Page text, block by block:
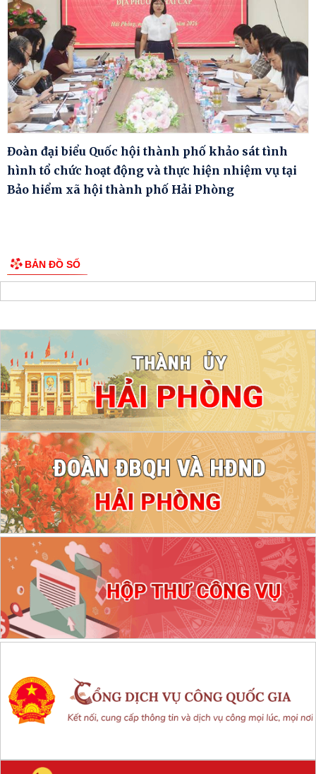
Đoàn đại biểu Quốc hội thành phố khảo sát tình
hình tổ chức hoạt động và thực hiện nhiệm vụ tại
Bảo hiểm xã hội thành phố Hải Phòng
BẢN ĐỒ SỐ